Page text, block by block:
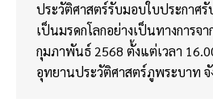
ประวัติศาสตร์รับมอบใบประกาศ
เป็นมรดกโลกอย่างเป็นทางการจ
กุมภาพันธ์ 2568 ตั้งแต่เวลา
อุทยานประวัติศาสตร์ภูพระบาท